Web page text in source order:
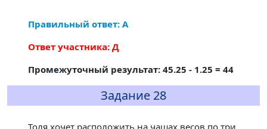
Правильный ответ: А
Ответ участника: Д
Промежуточный результат: 45.25 - 1.25 = 44
Задание 28
Толя хочет расположить на чашах весов по три